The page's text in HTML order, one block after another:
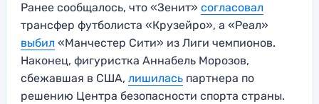
Ранее сообщалось, что «Зенит» согласовал
трансфер футболиста «Крузейро», а «Реал»
выбил «Манчестер Сити» из Лиги чемпионов.
Наконец, фигуристка Аннабель Морозов,
сбежавшая в США, лишилась партнера по
решению Центра безопасности спорта страны.